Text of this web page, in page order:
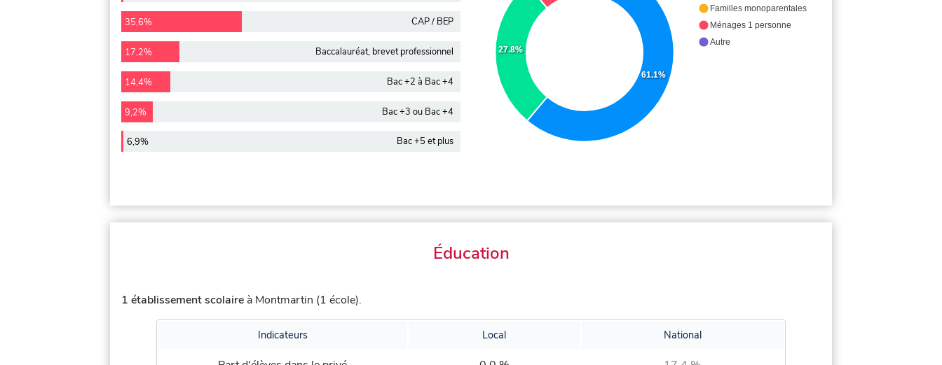
35,6% CAP / BEP
17,2% Baccalauréat, brevet professionnel
14,4% Bac +2 à Bac +4
9,2% Bac +3 ou Bac +4
6,9% Bac +5 et plus
61.1%
27.8%
Familles monoparentales
Ménages 1 personne
Autre
Éducation
1 établissement scolaire à Montmartin (1 école).
Indicateurs Local National